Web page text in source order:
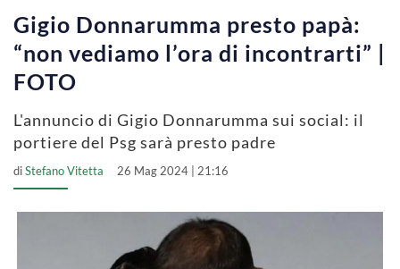
Gigio Donnarumma presto papà:
“non vediamo l’ora di incontrarti” |
FOTO
L'annuncio di Gigio Donnarumma sui social: il
portiere del Psg sarà presto padre
diStefano Vitetta 26 Mag 2024 | 21:16